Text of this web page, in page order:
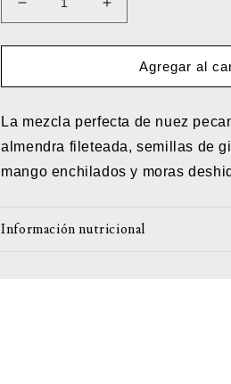
Reducir
cantidad
para
energética
Aumentar
cantidad
para
Botana
energética
Agregar al
La mezcla perfecta de nuez
almendra fileteada, semillas de
mango enchilados y moras
Información nutricional